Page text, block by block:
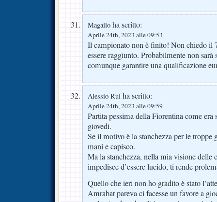
Magallo ha scritto:
Aprile 24th, 2023 alle 09:53
Il campionato non è finito! Non chiedo il
essere raggiunto. Probabilmente non
comunque garantire una qualificazione
Alessio Rui ha scritto:
Aprile 24th, 2023 alle 09:59
Partita pessima della Fiorentina come era
giovedi.
Se il motivo è la stanchezza per le troppe
mani e capisco.
Ma la stanchezza, nella mia visione delle
impedisce d’essere lucido, ti rende
Quello che ieri non ho gradito è stato
Amrabat pareva ci facesse un favore a